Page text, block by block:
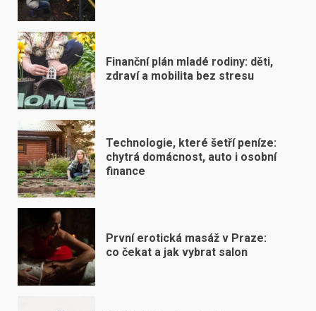
Finanční plán mladé rodiny: děti,
zdraví a mobilita bez stresu
Technologie, které šetří peníze:
chytrá domácnost, auto i osobní
finance
První erotická masáž v Praze:
co čekat a jak vybrat salon